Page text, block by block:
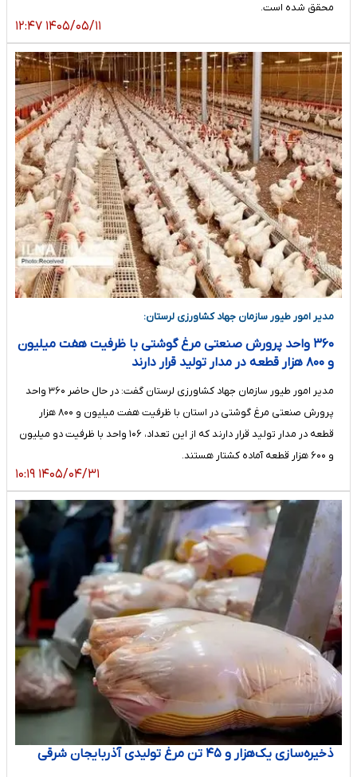
محقق شده است.
۱۴۰۵/۰۵/۱۱ ۱۲:۴۷
مدیر امور طیور سازمان جهاد کشاورزی لرستان:
۳۶۰ واحد پرورش صنعتی مرغ گوشتی با ظرفیت هفت میلیون
و ۸۰۰ هزار قطعه در مدار تولید قرار دارند
مدیر امور طیور سازمان جهاد کشاورزی لرستان گفت: در حال حاضر ۳۶۰ واحد
پرورش صنعتی مرغ گوشتی در استان با ظرفیت هفت میلیون و ۸۰۰ هزار
قطعه در مدار تولید قرار دارند که از این تعداد، ۱۰۶ واحد با ظرفیت دو میلیون
و ۶۰۰ هزار قطعه آماده کشتار هستند.
۱۴۰۵/۰۴/۳۱ ۱۰:۱۹
ذخیره‌سازی یک‌هزار و ۴۵ تن مرغ تولیدی آذربایجان شرقی